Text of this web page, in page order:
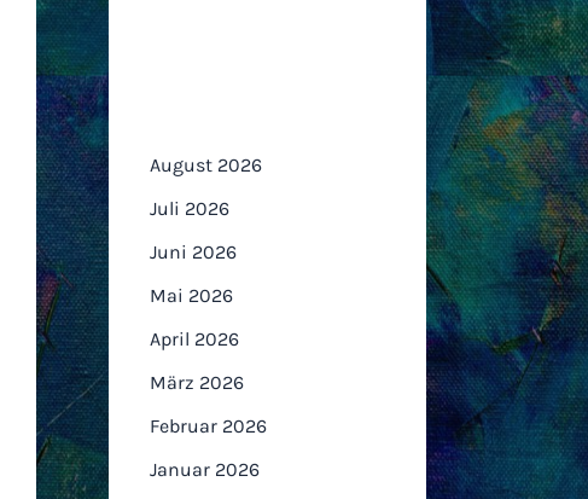
August 2026
Juli 2026
Juni 2026
Mai 2026
April 2026
März 2026
Februar 2026
Januar 2026